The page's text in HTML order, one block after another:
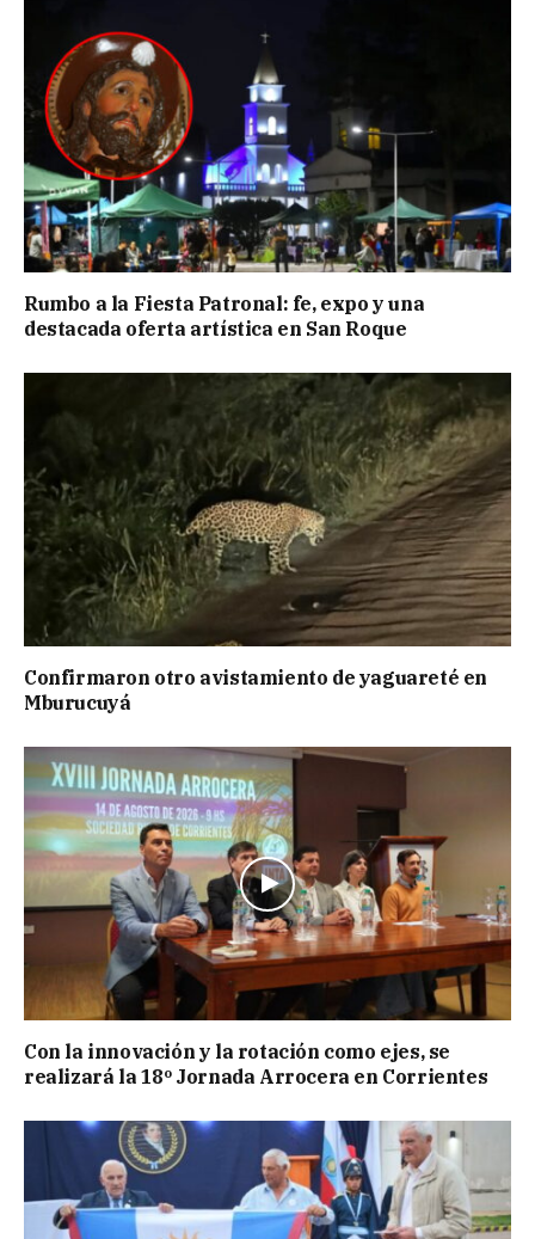
Rumbo a la Fiesta Patronal: fe, expo y una
destacada oferta artística en San Roque
Confirmaron otro avistamiento de yaguareté en
Mburucuyá
Con la innovación y la rotación como ejes, se
realizará la 18º Jornada Arrocera en Corrientes